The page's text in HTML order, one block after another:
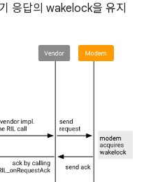
응답의 wakelock을 유지